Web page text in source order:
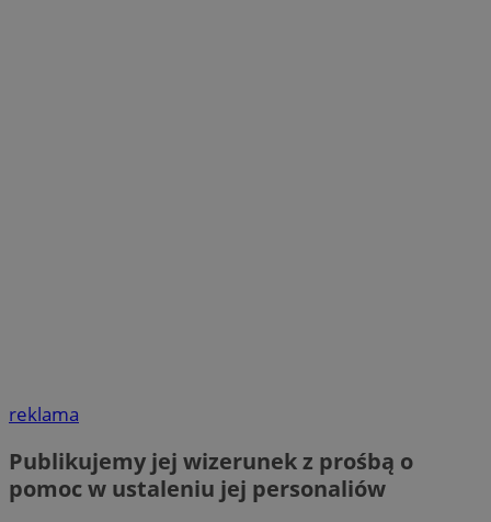
reklama
Publikujemy jej wizerunek z prośbą o
pomoc w ustaleniu jej personaliów